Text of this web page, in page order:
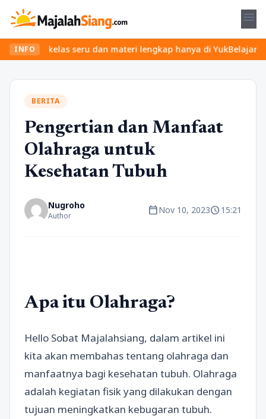
menu
INFO
kelas seru dan materi lengkap hanya di YukBelajar.com.
BERITA
Pengertian dan Manfaat
Olahraga untuk
Kesehatan Tubuh
Nugroho
Author calendar_todayNov 10, 2023schedule15:21
Apa itu Olahraga?
Hello Sobat Majalahsiang, dalam artikel ini
kita akan membahas tentang olahraga dan
manfaatnya bagi kesehatan tubuh. Olahraga
adalah kegiatan fisik yang dilakukan dengan
tujuan meningkatkan kebugaran tubuh.